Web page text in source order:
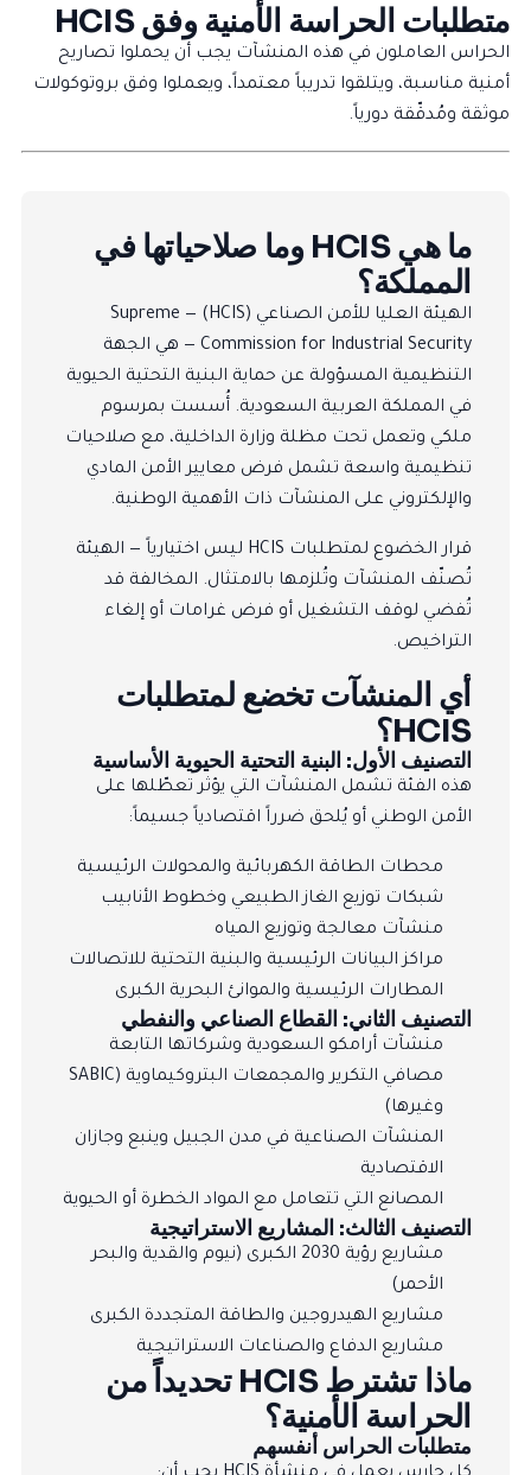
متطلبات الحراسة الأمنية وفق HCIS
الحراس العاملون في هذه المنشآت يجب أن يحملوا تصاريح
أمنية مناسبة، ويتلقوا تدريباً معتمداً، ويعملوا وفق بروتوكولات
موثقة ومُدقّقة دورياً.
ما هي HCIS وما صلاحياتها في
المملكة؟
الهيئة العليا للأمن الصناعي (HCIS) — Supreme
Commission for Industrial Security — هي الجهة
التنظيمية المسؤولة عن حماية البنية التحتية الحيوية
في المملكة العربية السعودية. أُسست بمرسوم
ملكي وتعمل تحت مظلة وزارة الداخلية، مع صلاحيات
تنظيمية واسعة تشمل فرض معايير الأمن المادي
والإلكتروني على المنشآت ذات الأهمية الوطنية.
قرار الخضوع لمتطلبات HCIS ليس اختيارياً — الهيئة
تُصنّف المنشآت وتُلزمها بالامتثال. المخالفة قد
تُفضي لوقف التشغيل أو فرض غرامات أو إلغاء
التراخيص.
أي المنشآت تخضع لمتطلبات
HCIS؟
التصنيف الأول: البنية التحتية الحيوية الأساسية
هذه الفئة تشمل المنشآت التي يؤثر تعطّلها على
الأمن الوطني أو يُلحق ضرراً اقتصادياً جسيماً:
محطات الطاقة الكهربائية والمحولات الرئيسية
شبكات توزيع الغاز الطبيعي وخطوط الأنابيب
منشآت معالجة وتوزيع المياه
مراكز البيانات الرئيسية والبنية التحتية للاتصالات
المطارات الرئيسية والموانئ البحرية الكبرى
التصنيف الثاني: القطاع الصناعي والنفطي
منشآت أرامكو السعودية وشركاتها التابعة
مصافي التكرير والمجمعات البتروكيماوية (SABIC
وغيرها)
المنشآت الصناعية في مدن الجبيل وينبع وجازان
الاقتصادية
المصانع التي تتعامل مع المواد الخطرة أو الحيوية
التصنيف الثالث: المشاريع الاستراتيجية
مشاريع رؤية 2030 الكبرى (نيوم والقدية والبحر
الأحمر)
مشاريع الهيدروجين والطاقة المتجددة الكبرى
مشاريع الدفاع والصناعات الاستراتيجية
ماذا تشترط HCIS تحديداً من
الحراسة الأمنية؟
متطلبات الحراس أنفسهم